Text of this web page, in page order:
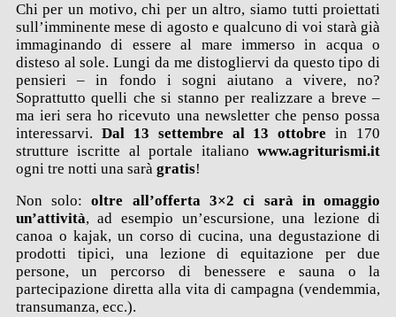
Chi per un motivo, chi per un altro, siamo tutti proiettati
sull’imminente mese di agosto e qualcuno di voi starà già
immaginando di essere al mare immerso in acqua o
disteso al sole. Lungi da me distogliervi da questo tipo di
pensieri – in fondo i sogni aiutano a vivere, no?
Soprattutto quelli che si stanno per realizzare a breve –
ma ieri sera ho ricevuto una newsletter che penso possa
interessarvi. Dal 13 settembre al 13 ottobre in 170
strutture iscritte al portale italiano www.agriturismi.it
ogni tre notti una sarà gratis!
Non solo:oltre all’offerta 3×2 ci sarà in omaggio
un’attività, ad esempio un’escursione, una lezione di
canoa o kajak, un corso di cucina, una degustazione di
prodotti tipici, una lezione di equitazione per due
persone, un percorso di benessere e sauna o la
partecipazione diretta alla vita di campagna (vendemmia,
transumanza, ecc.).